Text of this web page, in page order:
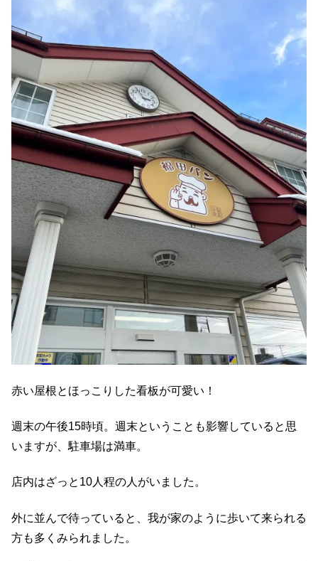
赤い屋根とほっこりした看板が可愛い！
週末の午後15時頃。週末ということも影響していると思
いますが、駐車場は満車。
店内はざっと10人程の人がいました。
外に並んで待っていると、我が家のように歩いて来られる
方も多くみられました。